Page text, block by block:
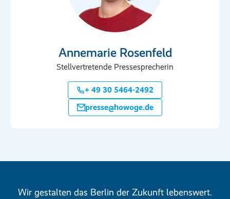
Annemarie Rosenfeld
Stellvertretende Pressesprecherin
+ 49 30 5464-2492
presse@howoge.de
Wir gestalten das Berlin der Zukunft lebenswert.